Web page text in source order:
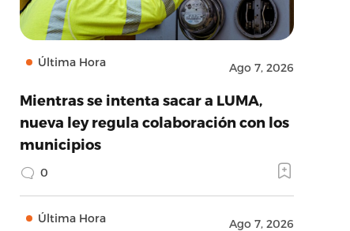
Última Hora Ago 7, 2026
Mientras se intenta sacar a LUMA,
nueva ley regula colaboración con los
municipios
0
Última Hora Ago 7, 2026